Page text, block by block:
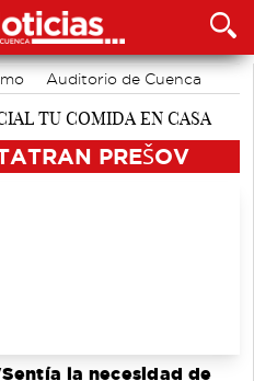
Auditorio de Cuenca
PREŠOV
la necesidad de